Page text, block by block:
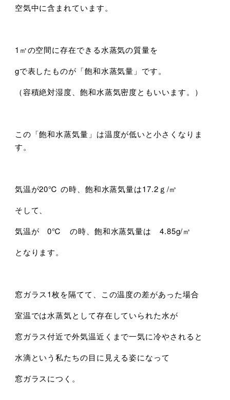
空気中に含まれています。
1㎥の空間に存在できる水蒸気の質量を
gで表したものが「飽和水蒸気量」です。
（容積絶対湿度、飽和水蒸気密度ともいいます。）
この「飽和水蒸気量」は温度が低いと小さくなりま
す。
気温が20℃ の時、飽和水蒸気量は17.2ｇ/㎥
そして、
気温が 0℃ の時、飽和水蒸気量は 4.85g/㎥
となります。
窓ガラス1枚を隔てて、この温度の差があった場合
室温では水蒸気として存在していられた水が
窓ガラス付近で外気温近くまで一気に冷やされると
水滴という私たちの目に見える姿になって
窓ガラスにつく。